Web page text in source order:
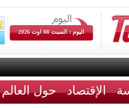
اليوم : السبت 08 اوت 2026
الإقتصاد حول العالم